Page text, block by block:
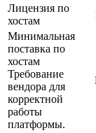
Лицензия по
хостам
Минимальная
поставка по
хостам
Требование
вендора для
корректной
работы
платформы.